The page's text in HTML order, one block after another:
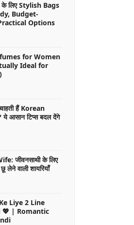
लिए Stylish Bags
Budget-
Options
for Women
Ideal for
हैं Korean
आसान टिप्स बदल देंगे
जीवनसाथी के लिए
लेने वाली शायरियाँ
Liye 2 Line
💖 | Romantic